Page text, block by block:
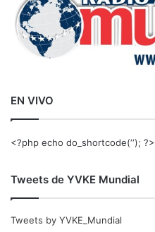
EN VIVO
<?php echo do_shortcode(‘‘); ?>
Tweets de YVKE Mundial
Tweets by YVKE_Mundial